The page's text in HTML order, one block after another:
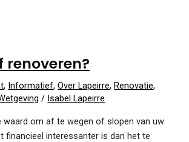
renoveren?
, Informatief,Over Lapeirre,Renovatie,
/ Isabel Lapeirre
waard om af te wegen of slopen van uw
financieel interessanter is dan het te